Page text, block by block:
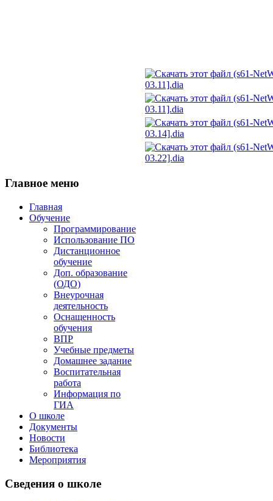
03.11].dia
03.11].dia
03.14].dia
03.22].dia
Главное меню
Главная
Обучение
Программирование
Использование ПО
Дистанционное
обучение
Доп. образование
(ОДО)
Внеурочная
деятельность
Оснащенность
обучения
ВПР
Учебные предметы
Домашнее задание
Воспитательная
работа
Информация по
ГИА
О школе
Документы
Новости
Библиотека
Мероприятия
Сведения о школе